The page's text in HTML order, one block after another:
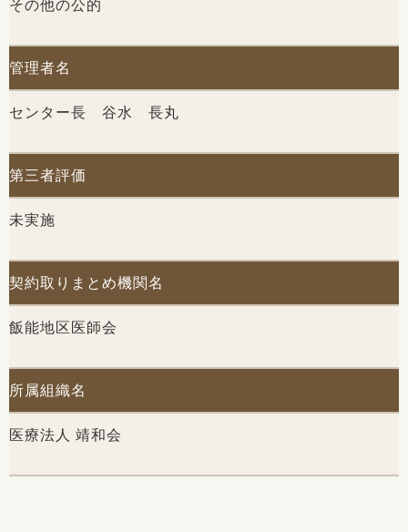
その他の公的
管理者名
センター長 谷水 長丸
第三者評価
未実施
契約取りまとめ機関名
飯能地区医師会
所属組織名
医療法人 靖和会